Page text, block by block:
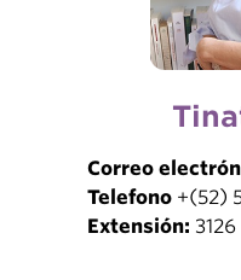
Correo
Telefono +(52)
Extensión: 3126